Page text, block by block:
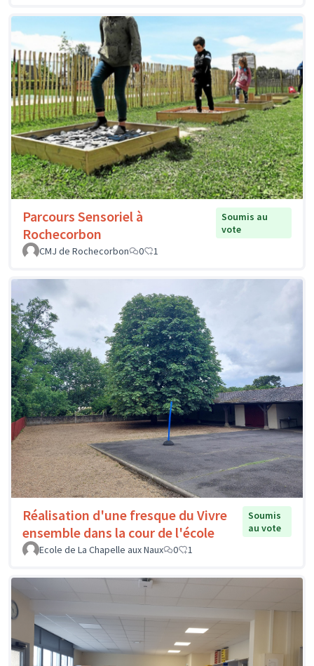
Parcours Sensoriel à
Rochecorbon
Soumis au
vote
CMJ de Rochecorbon
0 1
Réalisation d'une fresque du Vivre
ensemble dans la cour de l'école
Soumis
au vote
Ecole de La Chapelle aux Naux
0 1